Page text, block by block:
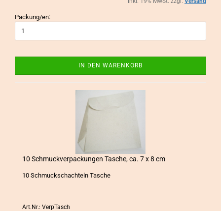
Packung/en:
IN DEN WARENKORB
10 Schmuck­ver­pa­ckun­gen Ta­sche, ca. 7 x 8 cm
10 Schmuck­schach­teln Ta­sche
Art.Nr.: VerpTasch